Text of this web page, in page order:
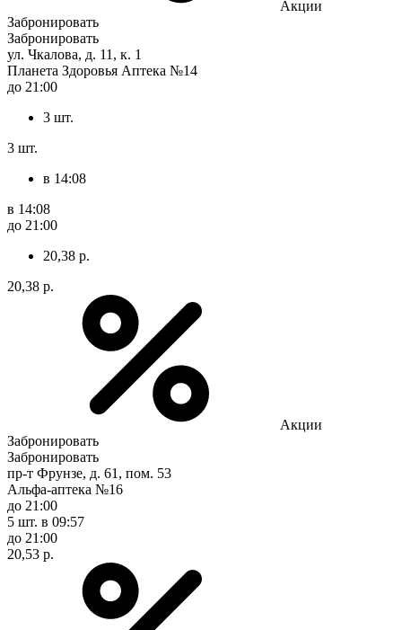
Акции
Забронировать
Забронировать
ул. Чкалова, д. 11, к. 1
Планета Здоровья Аптека №14
до 21:00
3 шт.
3 шт.
в 14:08
в 14:08
до 21:00
20,38 р.
20,38 р.
Акции
Забронировать
Забронировать
пр-т Фрунзе, д. 61, пом. 53
Альфа-аптека №16
до 21:00
5 шт. в 09:57
до 21:00
20,53 р.